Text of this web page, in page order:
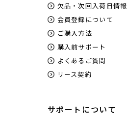
欠品・次回入荷日情報
会員登録について
ご購入方法
購入前サポート
よくあるご質問
リース契約
サポートについて